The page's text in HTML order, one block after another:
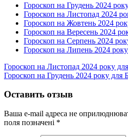
Гороскоп на Грудень 2024
Гороскоп на Листопад 2024
Гороскоп на Жовтень 2024
Гороскоп на Вересень 2024
Гороскоп на Серпень 2024
Гороскоп на Липень 2024
Гороскоп на Листопад 2024 року
Гороскоп на Грудень 2024 року для
Оставить отзыв
Ваша e-mail адреса не
поля позначені *